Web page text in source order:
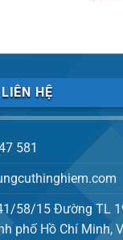
HỆ
581
58/15 Đường TL
phố Hồ Chí Minh,